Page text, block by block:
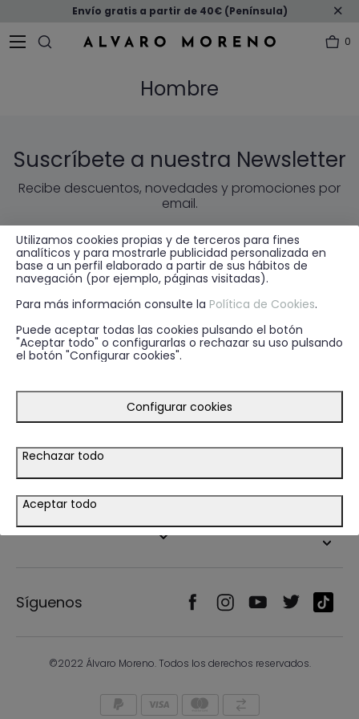
Envío gratis a partir de 40€ (Península)
0
Hombre
Suscríbete a nuestra Newsletter
Recibe descuentos, novedades y promociones por
email.
EMAIL ENVIAR
* He leído y acepto lapolítica de privacidad
Guía de compra
Tiendas
Legal
País/Idioma
Síguenos
©2022 Álvaro Moreno. Todos los derechos reservados.
Utilizamos cookies propias y de terceros para fines
analíticos y para mostrarle publicidad personalizada en
base a un perfil elaborado a partir de sus hábitos de
navegación (por ejemplo, páginas visitadas).
Para más información consulte la Política de Cookies.
Puede aceptar todas las cookies pulsando el botón
"Aceptar todo" o configurarlas o rechazar su uso pulsando
el botón "Configurar cookies".
Configurar cookies
Rechazar todo
Aceptar todo